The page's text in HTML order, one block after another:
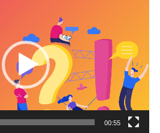
00:55